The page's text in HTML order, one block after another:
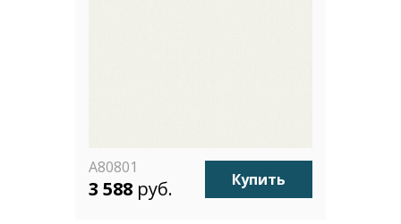
A80801
3 588 руб. Купить